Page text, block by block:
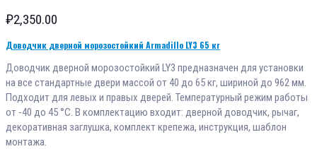
₽2,350.00
Доводчик дверной морозостойкий Armadillo LY3 65 кг
Доводчик дверной морозостойкий LY3 предназначен для установки
на все стандартные двери массой от 40 до 65 кг, шириной до 962 мм.
Подходит для левых и правых дверей. Температурный режим работы
от -40 до 45 °С. В комплектацию входит: дверной доводчик, рычаг,
декоративная заглушка, комплект крепежа, инструкция, шаблон
монтажа.